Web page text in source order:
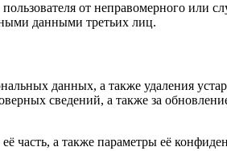
от неправомерного или
данными третьих лиц.
данных, а также удаления
сведений, а также за
часть, а также параметры её